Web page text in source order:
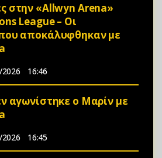
στην «Allwyn Arena»
League – Οι
αποκάλυφθηκαν με
16:46
αγωνίστηκε ο Μαρίν με
16:45